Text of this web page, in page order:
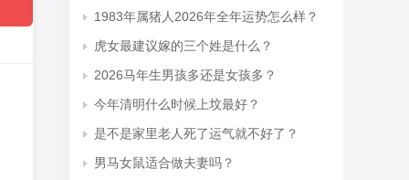
1983年属猪人2026年全年运势怎么样？
虎女最建议嫁的三个姓是什么？
2026马年生男孩多还是女孩多？
今年清明什么时候上坟最好？
是不是家里老人死了运气就不好了？
男马女鼠适合做夫妻吗？